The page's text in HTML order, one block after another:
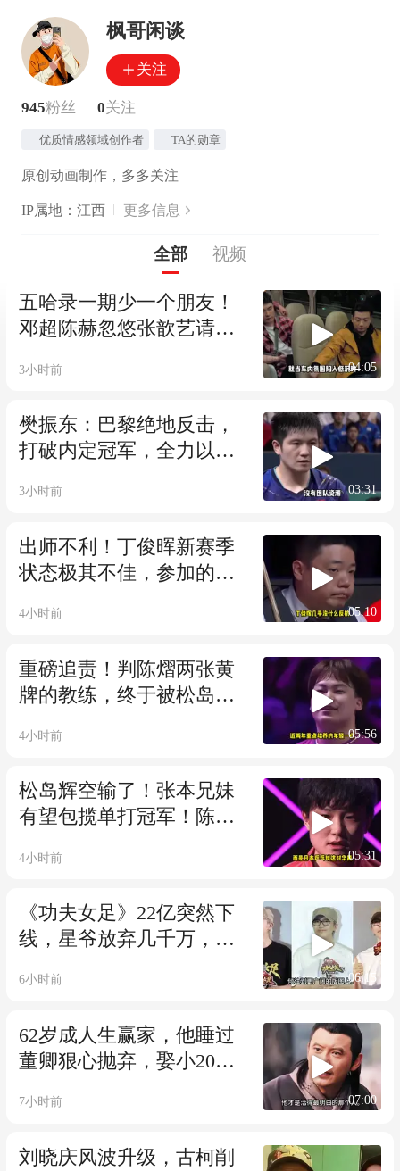
枫哥闲谈
关注
945粉丝 0关注
优质情感领域创作者 TA的勋章
原创动画制作，多多关注
IP属地：江西 更多信息
全部 视频
五哈录一期少一个朋友！
邓超陈赫忽悠张歆艺请吃
3小时前 04:05
樊振东：巴黎绝地反击，
打破内定冠军，全力以赴
3小时前 03:31
出师不利！丁俊晖新赛季
状态极其不佳，参加的首
4小时前 05:10
重磅追责！判陈熠两张黄
牌的教练，终于被松岛辉
4小时前 05:56
松岛辉空输了！张本兄妹
有望包揽单打冠军！陈幸
4小时前 05:31
《功夫女足》22亿突然下
线，星爷放弃几千万，真
6小时前 06:15
62岁成人生赢家，他睡过
董卿狠心抛弃，娶小20岁
7小时前 07:00
刘晓庆风波升级，古柯削